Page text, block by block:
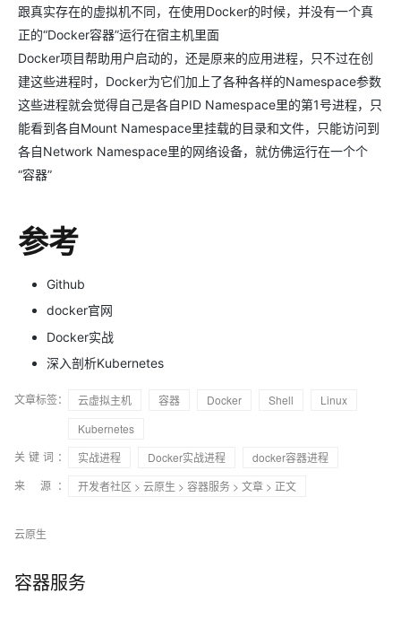
跟真实存在的虚拟机不同，在使用Docker的时候，并没有一个真
正的“Docker容器”运行在宿主机里面
Docker项目帮助用户启动的，还是原来的应用进程，只不过在创
建这些进程时，Docker为它们加上了各种各样的Namespace参数
这些进程就会觉得自己是各自PID Namespace里的第1号进程，只
能看到各自Mount Namespace里挂载的目录和文件，只能访问到
各自Network Namespace里的网络设备，就仿佛运行在一个个
“容器”
参考
Github
docker官网
Docker实战
深入剖析Kubernetes
文章标签： 云虚拟主机 容器 Docker Shell
Linux
Kubernetes
关键词：
实战进程 Docker实战进程
docker容器进程
来 源：
开发者社区 > 云原生 > 容器服务 > 文章 > 正文
云原生
容器服务